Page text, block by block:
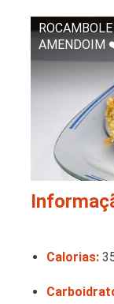
AMENDOIM
Calorias: